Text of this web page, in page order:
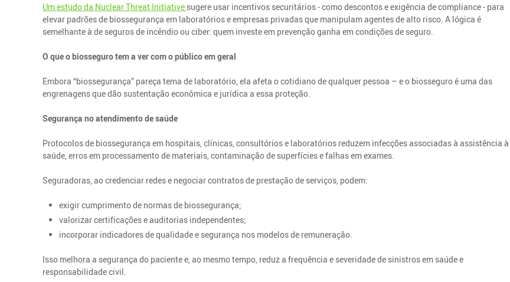
Um estudo da Nuclear Threat Initiative sugere usar incentivos securitários - como descontos e exigência de compliance - para
elevar padrões de biossegurança em laboratórios e empresas privadas que manipulam agentes de alto risco. A lógica é
semelhante à de seguros de incêndio ou ciber: quem investe em prevenção ganha em condições de seguro.
O que o biosseguro tem a ver com o público em geral
Embora “biossegurança” pareça tema de laboratório, ela afeta o cotidiano de qualquer pessoa – e o biosseguro é uma das
engrenagens que dão sustentação econômica e jurídica a essa proteção.
Segurança no atendimento de saúde
Protocolos de biossegurança em hospitais, clínicas, consultórios e laboratórios reduzem infecções associadas à assistência à
saúde, erros em processamento de materiais, contaminação de superfícies e falhas em exames.
Seguradoras, ao credenciar redes e negociar contratos de prestação de serviços, podem:
exigir cumprimento de normas de biossegurança;
valorizar certificações e auditorias independentes;
incorporar indicadores de qualidade e segurança nos modelos de remuneração.
Isso melhora a segurança do paciente e, ao mesmo tempo, reduz a frequência e severidade de sinistros em saúde e
responsabilidade civil.